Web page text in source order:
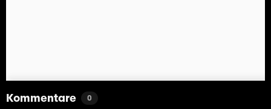
Kommentare 0